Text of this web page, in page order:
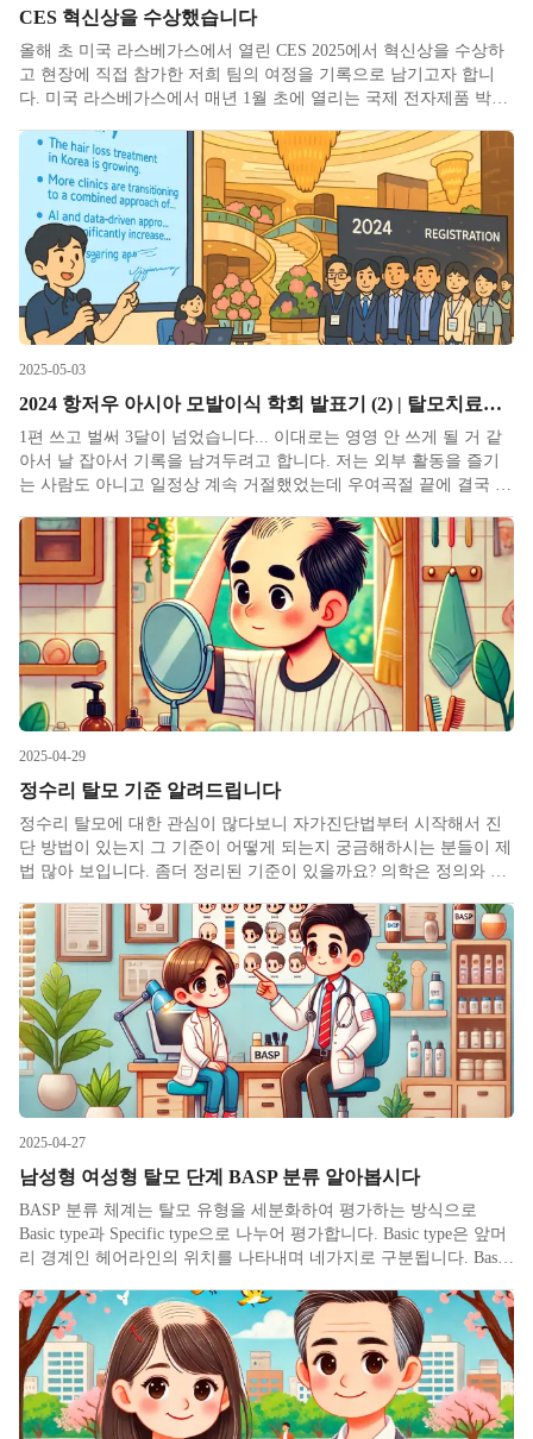
CES 혁신상을 수상했습니다
올해 초 미국 라스베가스에서 열린 CES 2025에서 혁신상을 수상하
고 현장에 직접 참가한 저희 팀의 여정을 기록으로 남기고자 합니
다. 미국 라스베가스에서 매년 1월 초에 열리는 국제 전자제품 박람
다. Consumer Electronics Show 의 줄임말이
2025-05-03
2024 항저우 아시아 모발이식 학회 발표기 (2) | 탈모치료의 현재와 미래
1편 쓰고 벌써 3달이 넘었습니다... 이대로는 영영 안 쓰게 될 거 같
아서 날 잡아서 기록을 남겨두려고 합니다. 저는 외부 활동을 즐기
는 사람도 아니고 일정상 계속 거절했었는데 우여곡절 끝에 결국 발
lake)라서 여기를 꼭 봐야한다는데 학회장 구경과 발표만
2025-04-29
정수리 탈모 기준 알려드립니다
정수리 탈모에 대한 관심이 많다보니 자가진단법부터 시작해서 진
단 방법이 있는지 그 기준이 어떻게 되는지 궁금해하시는 분들이 제
법 많아 보입니다. 좀더 정리된 기준이 있을까요? 의학은 정의와 통
하며 정의에 따라 논문이라는 형태로 통계를 내면서 접근합니다. 당
연히도
2025-04-27
남성형 여성형 탈모 단계 BASP 분류 알아봅시다
BASP 분류 체계는 탈모 유형을 세분화하여 평가하는 방식으로
Basic type과 Specific type으로 나누어 평가합니다. Basic type은 앞머
리 경계인 헤어라인의 위치를 나타내며 네가지로 구분됩니다. Basic
선의 후퇴보다 두드러지는 M